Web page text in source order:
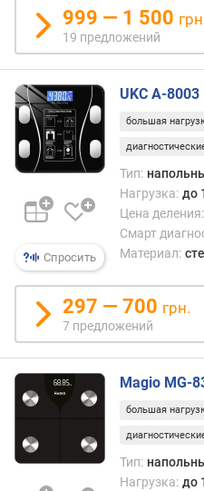
999 — 1 500
19 предложений
Спросить
UKC A-8003
большая
Тип:
Нагрузка: до
Цена деления:
Смарт
Материал:
297 — 700 грн.
7 предложений
Magio MG-
большая
Тип:
Нагрузка: до